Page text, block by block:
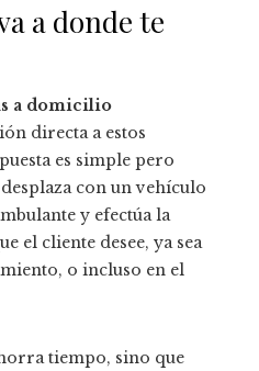
a donde te
a domicilio
directa a estos
es simple pero
con un vehículo
y efectúa la
el cliente desee, ya sea
o incluso en el
tiempo, sino que